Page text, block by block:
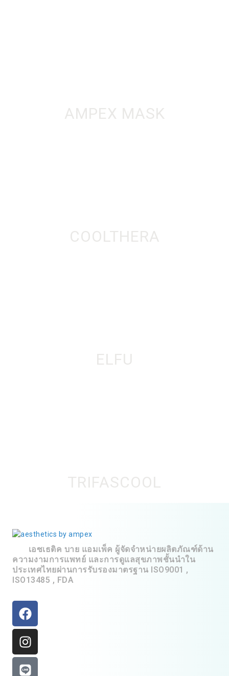
AMPEX MASK
COOLTHERA
ELFU
TRIFASCOOL
เอซเธติค บาย แอมเพ็ค ผู้จัดจำหน่ายผลิตภัณฑ์ด้าน
ความงามการแพทย์ และการดูแลสุขภาพชั้นนำใน
ประเทศไทยผ่านการรับรองมาตรฐาน ISO9001 ,
ISO13485 , FDA